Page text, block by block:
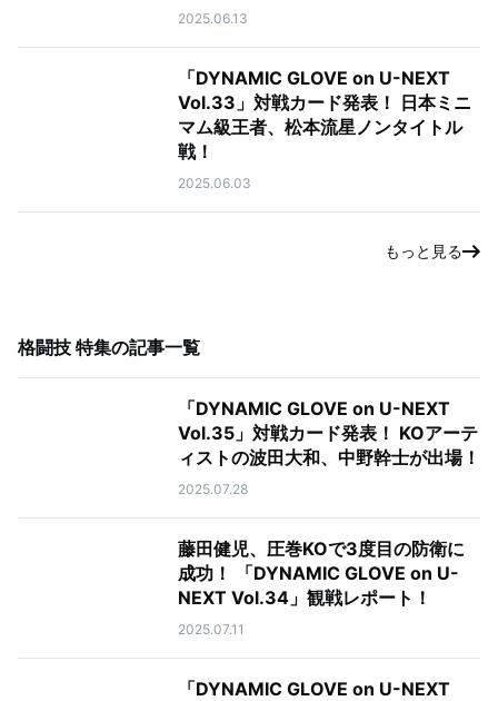
2025.06.13
「DYNAMIC GLOVE on U-NEXT
Vol.33」対戦カード発表！ 日本ミニ
マム級王者、松本流星ノンタイトル
戦！
2025.06.03
もっと見る
格闘技 特集の記事一覧
「DYNAMIC GLOVE on U-NEXT
Vol.35」対戦カード発表！ KOアーテ
ィストの波田大和、中野幹士が出場！
2025.07.28
藤田健児、圧巻KOで3度目の防衛に
成功！ 「DYNAMIC GLOVE on U-
NEXT Vol.34」観戦レポート！
2025.07.11
「DYNAMIC GLOVE on U-NEXT